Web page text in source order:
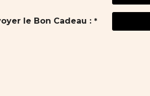
le Bon Cadeau : *